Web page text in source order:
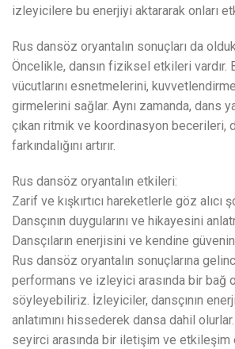
izleyicilere bu enerjiyi aktararak onları
Rus dansöz oryantalın sonuçları da
Öncelikle, dansın fiziksel etkileri vardır.
vücutlarını esnetmelerini,
girmelerini sağlar. Aynı zamanda, dans
çıkan ritmik ve koordinasyon becerileri,
farkındalığını artırır.
Rus dansöz oryantalın etkileri:
Zarif ve kışkırtıcı hareketlerle göz alıcı
Dansçının duygularını ve hikayesini
Dansçıların enerjisini ve kendine
Rus dansöz oryantalın sonuçlarına
performans ve izleyici arasında bir bağ
söyleyebiliriz. İzleyiciler, dansçının
anlatımını hissederek dansa dahil
seyirci arasında bir iletişim ve etkileşim